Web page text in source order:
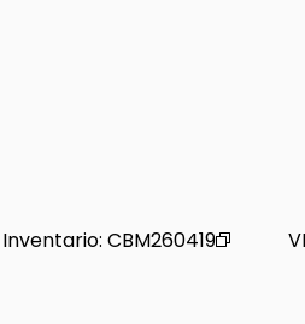
Inventario: CBM260419